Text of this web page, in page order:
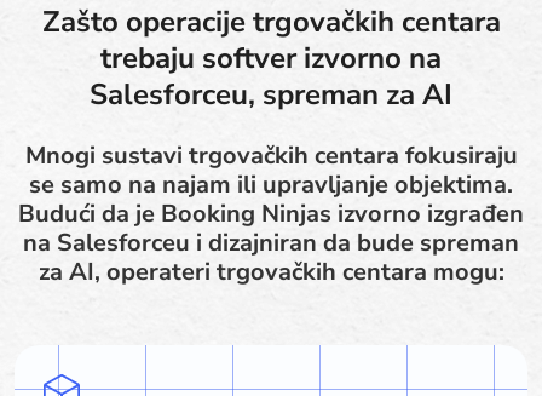
Zašto operacije trgovačkih centara
trebaju softver izvorno na
Salesforceu, spreman za AI
Mnogi sustavi trgovačkih centara fokusiraju
se samo na najam ili upravljanje objektima.
Budući da je Booking Ninjas izvorno izgrađen
na Salesforceu i dizajniran da bude spreman
za AI, operateri trgovačkih centara mogu: